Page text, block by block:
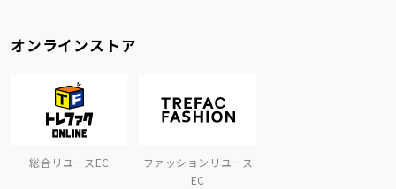
オンラインストア
総合リユースEC
ファッションリユース
EC